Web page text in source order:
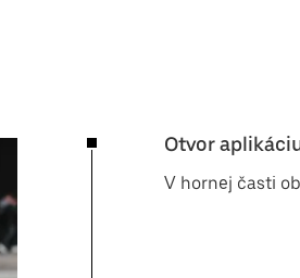
Otvor
V hornej časti